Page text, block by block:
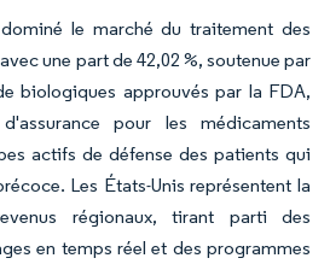
le marché du traitement des
une part de 42,02 %, soutenue par
biologiques approuvés par la FDA,
pour les médicaments
actifs de défense des patients qui
Les États-Unis représentent la
régionaux, tirant parti des
en temps réel et des programmes